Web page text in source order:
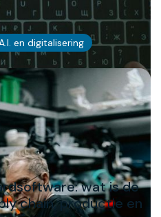
en digitalisering
wat is de
chain, productie en